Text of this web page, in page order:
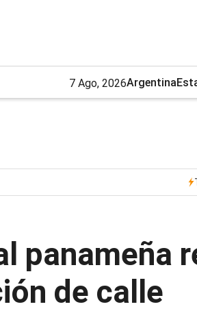
7 Ago, 2026Argentina
panameña
de calle